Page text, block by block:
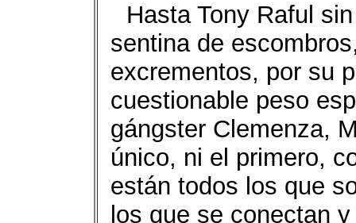
Hasta Tony Raful
sentina de
excrementos, por su
cuestionable peso
gángster Clemenza,
único, ni el primero,
están todos los que
los que se conectan